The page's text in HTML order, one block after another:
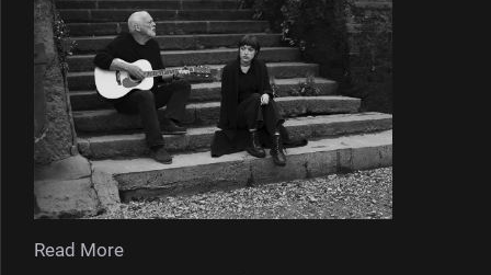
Read More